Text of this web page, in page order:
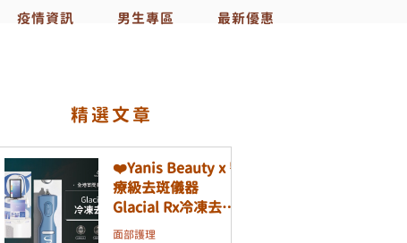
疫情資訊 男生專區 最新優惠
​精選文章
❤️Yanis Beauty x 醫
療級去斑儀器
Glacial Rx冷凍去斑
機❤️
面部護理